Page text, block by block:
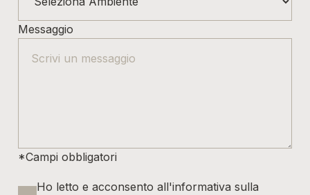
Messaggio
*Campi obbligatori
Ho letto e acconsento all'informativa sulla